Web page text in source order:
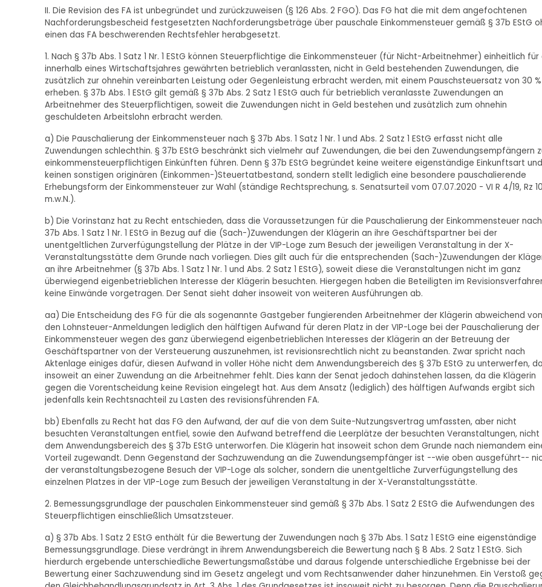
II. Die Revision des FA ist unbegründet und zurückzuweisen (§ 126 Abs. 2 FGO). Das FG hat die mit dem angefochtenen
Nachforderungsbescheid festgesetzten Nachforderungsbeträge über pauschale Einkommensteuer gemäß § 37b EStG
einen das FA beschwerenden Rechtsfehler herabgesetzt.
1. Nach § 37b Abs. 1 Satz 1 Nr. 1 EStG können Steuerpflichtige die Einkommensteuer (für Nicht-Arbeitnehmer) einheitlich für
innerhalb eines Wirtschaftsjahres gewährten betrieblich veranlassten, nicht in Geld bestehenden Zuwendungen, die
zusätzlich zur ohnehin vereinbarten Leistung oder Gegenleistung erbracht werden, mit einem Pauschsteuersatz von 30 %
erheben. § 37b Abs. 1 EStG gilt gemäß § 37b Abs. 2 Satz 1 EStG auch für betrieblich veranlasste Zuwendungen an
Arbeitnehmer des Steuerpflichtigen, soweit die Zuwendungen nicht in Geld bestehen und zusätzlich zum ohnehin
geschuldeten Arbeitslohn erbracht werden.
a) Die Pauschalierung der Einkommensteuer nach § 37b Abs. 1 Satz 1 Nr. 1 und Abs. 2 Satz 1 EStG erfasst nicht alle
Zuwendungen schlechthin. § 37b EStG beschränkt sich vielmehr auf Zuwendungen, die bei den Zuwendungsempfängern
einkommensteuerpflichtigen Einkünften führen. Denn § 37b EStG begründet keine weitere eigenständige Einkunftsart und
keinen sonstigen originären (Einkommen-)Steuertatbestand, sondern stellt lediglich eine besondere pauschalierende
Erhebungsform der Einkommensteuer zur Wahl (ständige Rechtsprechung, s. Senatsurteil vom 07.07.2020 - VI R 4/19, Rz
m.w.N.).
b) Die Vorinstanz hat zu Recht entschieden, dass die Voraussetzungen für die Pauschalierung der Einkommensteuer
37b Abs. 1 Satz 1 Nr. 1 EStG in Bezug auf die (Sach-)Zuwendungen der Klägerin an ihre Geschäftspartner bei der
unentgeltlichen Zurverfügungstellung der Plätze in der VIP-Loge zum Besuch der jeweiligen Veranstaltung in der X-
Veranstaltungsstätte dem Grunde nach vorliegen. Dies gilt auch für die entsprechenden (Sach-)Zuwendungen der
an ihre Arbeitnehmer (§ 37b Abs. 1 Satz 1 Nr. 1 und Abs. 2 Satz 1 EStG), soweit diese die Veranstaltungen nicht im ganz
überwiegend eigenbetrieblichen Interesse der Klägerin besuchten. Hiergegen haben die Beteiligten im
keine Einwände vorgetragen. Der Senat sieht daher insoweit von weiteren Ausführungen ab.
aa) Die Entscheidung des FG für die als sogenannte Gastgeber fungierenden Arbeitnehmer der Klägerin abweichend von
den Lohnsteuer-Anmeldungen lediglich den hälftigen Aufwand für deren Platz in der VIP-Loge bei der Pauschalierung der
Einkommensteuer wegen des ganz überwiegend eigenbetrieblichen Interesses der Klägerin an der Betreuung der
Geschäftspartner von der Versteuerung auszunehmen, ist revisionsrechtlich nicht zu beanstanden. Zwar spricht nach
Aktenlage einiges dafür, diesen Aufwand in voller Höhe nicht dem Anwendungsbereich des § 37b EStG zu unterwerfen,
insoweit an einer Zuwendung an die Arbeitnehmer fehlt. Dies kann der Senat jedoch dahinstehen lassen, da die Klägerin
gegen die Vorentscheidung keine Revision eingelegt hat. Aus dem Ansatz (lediglich) des hälftigen Aufwands ergibt sich
jedenfalls kein Rechtsnachteil zu Lasten des revisionsführenden FA.
bb) Ebenfalls zu Recht hat das FG den Aufwand, der auf die von dem Suite-Nutzungsvertrag umfassten, aber nicht
besuchten Veranstaltungen entfiel, sowie den Aufwand betreffend die Leerplätze der besuchten Veranstaltungen, nicht
dem Anwendungsbereich des § 37b EStG unterworfen. Die Klägerin hat insoweit schon dem Grunde nach niemandem
Vorteil zugewandt. Denn Gegenstand der Sachzuwendung an die Zuwendungsempfänger ist --wie oben ausgeführt--
der veranstaltungsbezogene Besuch der VIP-Loge als solcher, sondern die unentgeltliche Zurverfügungstellung des
einzelnen Platzes in der VIP-Loge zum Besuch der jeweiligen Veranstaltung in der X-Veranstaltungsstätte.
2. Bemessungsgrundlage der pauschalen Einkommensteuer sind gemäß § 37b Abs. 1 Satz 2 EStG die Aufwendungen des
Steuerpflichtigen einschließlich Umsatzsteuer.
a) § 37b Abs. 1 Satz 2 EStG enthält für die Bewertung der Zuwendungen nach § 37b Abs. 1 Satz 1 EStG eine eigenständige
Bemessungsgrundlage. Diese verdrängt in ihrem Anwendungsbereich die Bewertung nach § 8 Abs. 2 Satz 1 EStG. Sich
hierdurch ergebende unterschiedliche Bewertungsmaßstäbe und daraus folgende unterschiedliche Ergebnisse bei der
Bewertung einer Sachzuwendung sind im Gesetz angelegt und vom Rechtsanwender daher hinzunehmen. Ein Verstoß